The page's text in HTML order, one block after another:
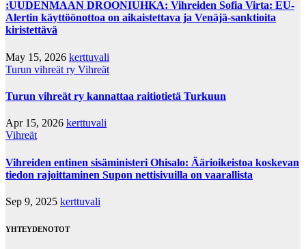
:UUDENMAAN DROONIUHKA: Vihreiden Sofia Virta: EU-
Alertin käyttöönottoa on aikaistettava ja Venäjä-sanktioita
kiristettävä
May 15, 2026 kerttuvali
Turun vihreät ry Vihreät
Turun vihreät ry kannattaa raitiotietä Turkuun
Apr 15, 2026 kerttuvali
Vihreät
Vihreiden entinen sisäministeri Ohisalo: Äärioikeistoa koskevan
tiedon rajoittaminen Supon nettisivuilla on vaarallista
Sep 9, 2025 kerttuvali
YHTEYDENOTOT